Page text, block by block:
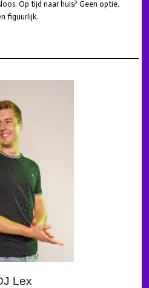
Op tijd naar huis? Geen optie.
figuurlijk.
Lex